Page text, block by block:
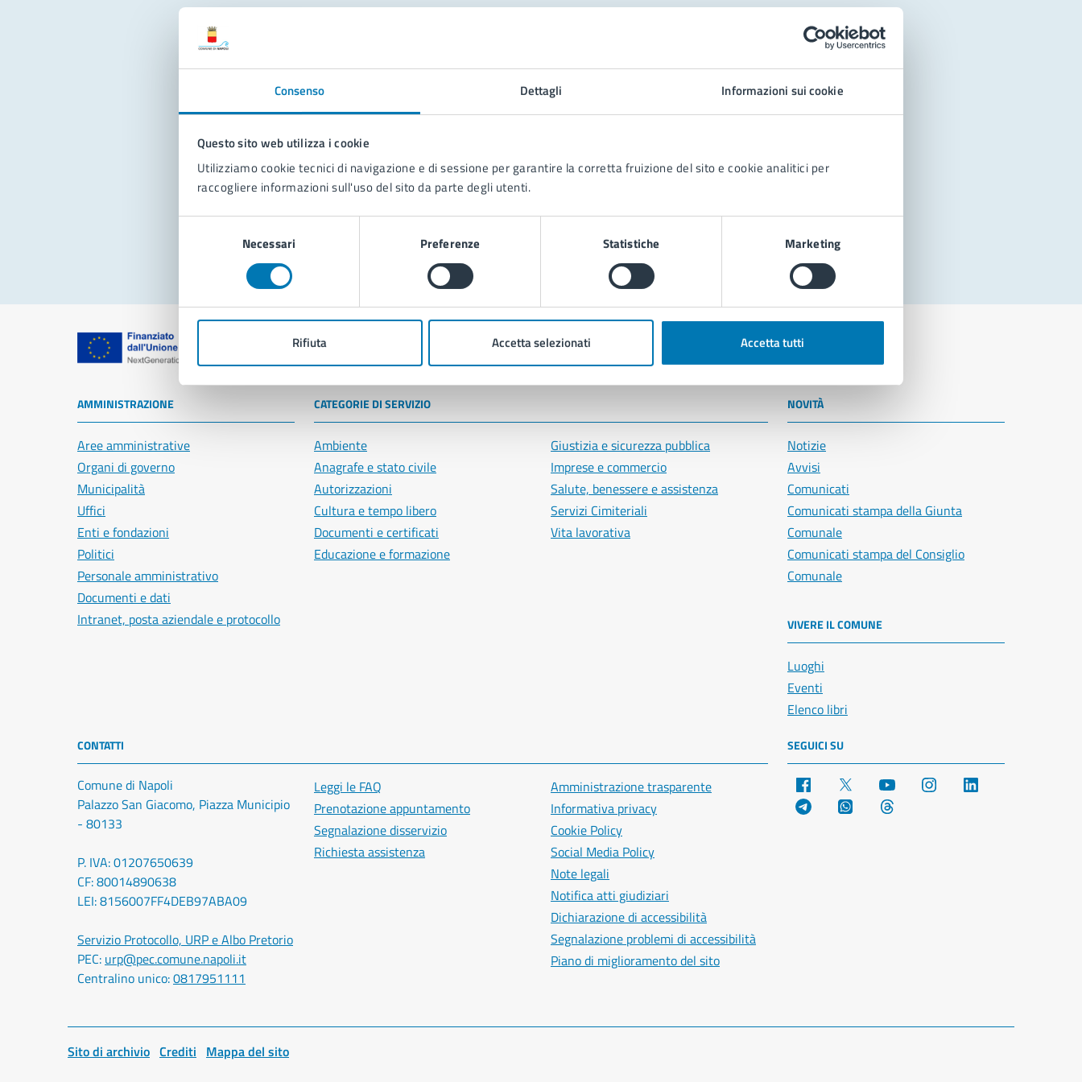
Consenso Dettagli Informazioni sui cookie
Questo sito web utilizza i cookie
Utilizziamo cookie tecnici di navigazione e di sessione per garantire la corretta fruizione del sito e cookie analitici per
raccogliere informazioni sull'uso del sito da parte degli utenti.
Necessari Preferenze Statistiche Marketing
Rifiuta Accetta selezionati Accetta tutti
Problemi in città
Segnala disservizio
Comune di Napoli
AMMINISTRAZIONE
Aree amministrative
Organi di governo
Municipalità
Uffici
Enti e fondazioni
Politici
Personale amministrativo
Documenti e dati
Intranet, posta aziendale e protocollo
CATEGORIE DI SERVIZIO
Ambiente
Anagrafe e stato civile
Autorizzazioni
Cultura e tempo libero
Documenti e certificati
Educazione e formazione
Giustizia e sicurezza pubblica
Imprese e commercio
Salute, benessere e assistenza
Servizi Cimiteriali
Vita lavorativa
NOVITÀ
Notizie
Avvisi
Comunicati
Comunicati stampa della Giunta
Comunale
Comunicati stampa del Consiglio
Comunale
VIVERE IL COMUNE
Luoghi
Eventi
Elenco libri
CONTATTI
Comune di Napoli
Palazzo San Giacomo, Piazza Municipio
- 80133
P. IVA: 01207650639
CF: 80014890638
LEI: 8156007FF4DEB97ABA09
Servizio Protocollo, URP e Albo Pretorio
PEC: urp@pec.comune.napoli.it
Centralino unico:0817951111
Leggi le FAQ
Prenotazione appuntamento
Segnalazione disservizio
Richiesta assistenza
Amministrazione trasparente
Informativa privacy
Cookie Policy
Social Media Policy
Note legali
Notifica atti giudiziari
Dichiarazione di accessibilità
Segnalazione problemi di accessibilità
Piano di miglioramento del sito
SEGUICI SU
Facebook YouTube Instagram
Telegram WhatsApp
Sito di archivio Crediti Mappa del sito